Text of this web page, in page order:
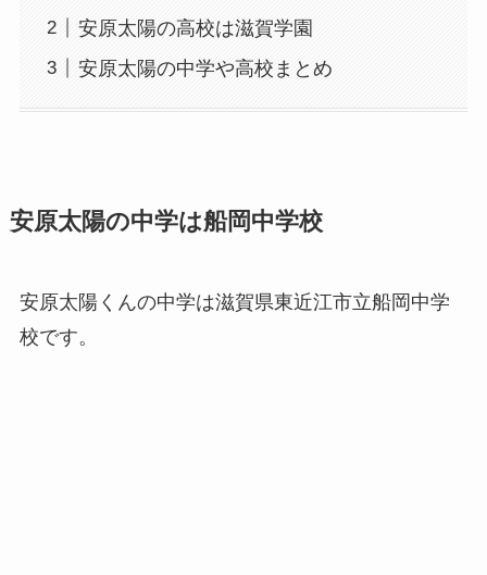
安原太陽の高校は滋賀学園
安原太陽の中学や高校まとめ
安原太陽の中学は船岡中学校
安原太陽くんの中学は滋賀県東近江市立船岡中学
校です。